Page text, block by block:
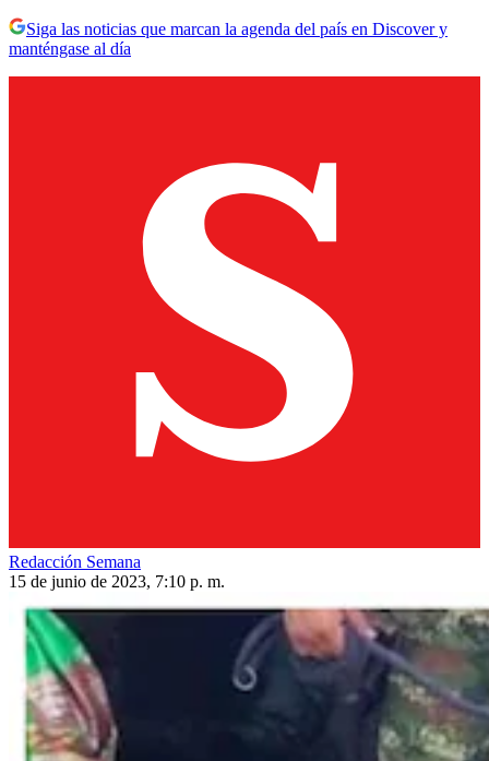
Siga las noticias que marcan la agenda del país en Discover y
manténgase al día
Redacción Semana
15 de junio de 2023, 7:10 p. m.